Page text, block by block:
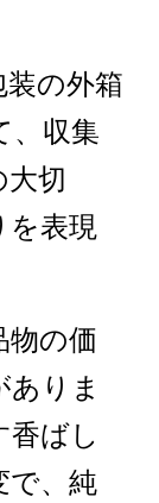
の外箱
、収集
切
を表現
物の価
りま
ばし
で、純